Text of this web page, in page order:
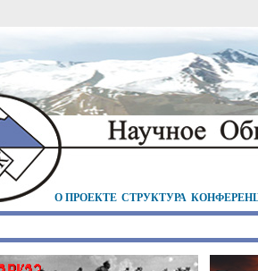
О ПРОЕКТЕ СТРУКТУРА